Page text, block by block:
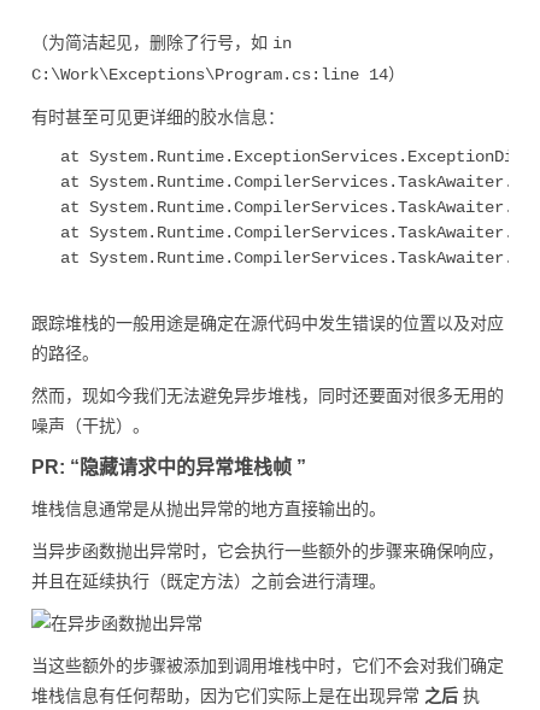
（为简洁起见，删除了行号，如 in
C:\Work\Exceptions\Program.cs:line 14）
有时甚至可见更详细的胶水信息：
at
at
at
at
at
跟踪堆栈的一般用途是确定在源代码中发生错误的位置以及对应
的路径。
然而，现如今我们无法避免异步堆栈，同时还要面对很多无用的
噪声（干扰）。
PR: “隐藏请求中的异常堆栈帧 ”
堆栈信息通常是从抛出异常的地方直接输出的。
当异步函数抛出异常时，它会执行一些额外的步骤来确保响应，
并且在延续执行（既定方法）之前会进行清理。
当这些额外的步骤被添加到调用堆栈中时，它们不会对我们确定
堆栈信息有任何帮助，因为它们实际上是在出现异常 之后 执